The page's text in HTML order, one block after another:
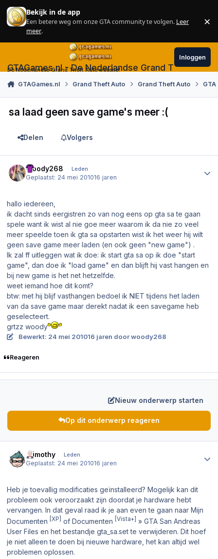
Skip to content
Bekijk in de app
Een betere weg om onze GTA community te volgen. Leer
meer.
×
GTAGames.nl - De Nederlandse Grand Theft Auto
De Nederlandse Grand Theft Auto website!
Inloggen
GTAGames.nl Grand Theft Auto Grand Theft Auto
sa laad geen save game's meer :(
Delen Volgers
Woody268 Leden
Geplaatst: 24 mei 201016 jaren
hallo iedereen,
ik dacht sinds eergistren zo van nog eens op gta sa te gaan
spele want ik wist al nie goe meer waarom ik da nie zo veel
meer speelde toen ik gta sa opstarten wist ik het weer hij wilt
geen save game meer laden (en ook geen "new game") .
Ik zal ff uitleggen wat ik doe: ik start gta sa op ik doe "start
game", dan doe ik "load game" en dan blijft hij vast hangen en
bij new game is het net hetzelfde.
weet iemand hoe dit komt?
btw: met hij blijf vasthangen bedoel ik NIET tijdens het laden
van da save game maar derekt nadat ik een savegame heb
geselecteert.
grtzz woody
Bewerkt: 24 mei 201016 jaren door woody268
Reageren
Nieuw onderwerp starten
Op dit onderwerp reageren
.Timothy Leden
Geplaatst: 24 mei 201016 jaren
Heb je toevallig modificaties geïnstalleerd? Mogelijk kan dit
probleem ook veroorzaakt zijn doordat je hardware hebt
vervangen. In dat geval raad ik je aan even te gaan naar Mijn
Documenten
[XP] of Documenten [Vista+] » GTA San Andreas
User Files en het bestandje gta_sa.sette verwijderen. Dit hoef
je niet alleen te doen bij nieuwe hardware, het kan altijd wel
problemen oplossen.